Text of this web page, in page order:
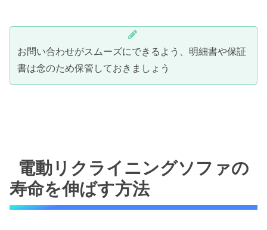
お問い合わせがスムーズにできるよう、明細書や保証
書は念のため保管しておきましょう
電動リクライニングソファの
寿命を伸ばす方法